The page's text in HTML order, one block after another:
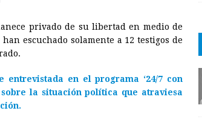
p
y
i
n
privado de su libertad en medio de
escuchado solamente a 12 testigos de
entrevistada en el programa ‘24/7 con
la situación política que atraviesa